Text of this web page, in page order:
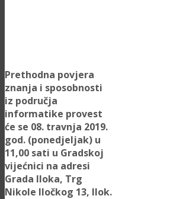
Prethodna povjera
znanja i sposobnosti
iz područja
informatike provest
će se 08. travnja 2019.
god. (ponedjeljak) u
11,00 sati u Gradskoj
vijećnici na adresi
Grada Iloka, Trg
Nikole Iločkog 13, Ilok.